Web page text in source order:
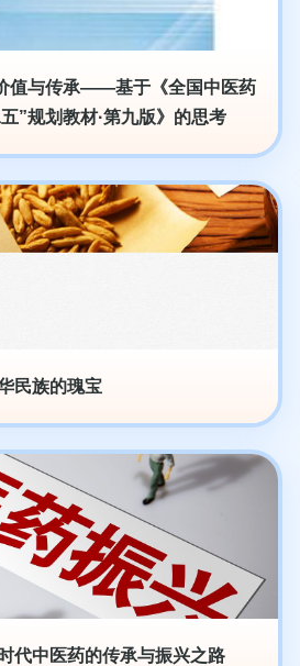
值与传承——基于《全国中医药
”规划教材·第九版》的思考
民族的瑰宝
代中医药的传承与振兴之路